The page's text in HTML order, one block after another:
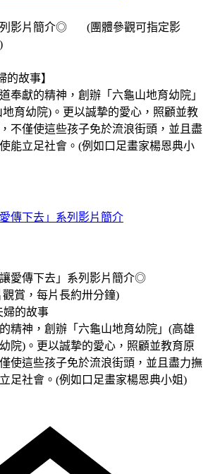
影片簡介◎ (團體參觀可指定影
煦夫婦的故事】
奉獻的精神，創辦「六龜山地育幼院」
育幼院)。更以誠摯的愛心，照顧並教
不僅使這些孩子免於流浪街頭，並且盡
能立足社會。(例如口足畫家楊恩典小
傳下去」系列影片簡介
愛傳下去」系列影片簡介◎
賞，每片長約卅分鐘)
婦的故事
精神，創辦「六龜山地育幼院」(高雄
院)。更以誠摯的愛心，照顧並教育原
使這些孩子免於流浪街頭，並且盡力撫
足社會。(例如口足畫家楊恩典小姐)